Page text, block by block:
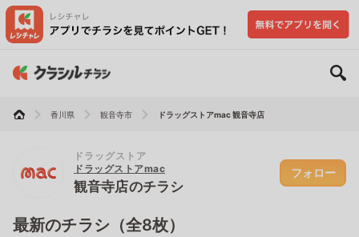
香川県 観音寺市 ドラッグストアmac 観音寺店
ドラッグストア
ドラッグストアmac
観音寺店のチラシ
フォロー
最新のチラシ（全8枚）